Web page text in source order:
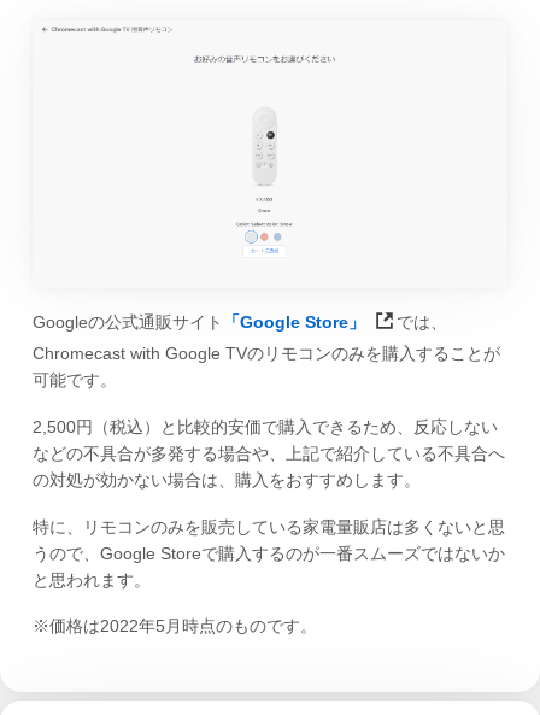
Googleの公式通販サイト 「Google Store」
では、
Chromecast with Google TVのリモコンのみを購入することが
可能です。
2,500円（税込）と比較的安価で購入できるため、反応しない
などの不具合が多発する場合や、上記で紹介している不具合へ
の対処が効かない場合は、購入をおすすめします。
特に、リモコンのみを販売している家電量販店は多くないと思
うので、Google Storeで購入するのが一番スムーズではないか
と思われます。
※価格は2022年5月時点のものです。